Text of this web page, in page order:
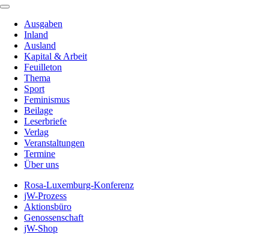
Ausgaben
Inland
Ausland
Kapital & Arbeit
Feuilleton
Thema
Sport
Feminismus
Beilage
Leserbriefe
Verlag
Veranstaltungen
Termine
Über uns
Rosa-Luxemburg-Konferenz
jW-Prozess
Aktionsbüro
Genossenschaft
jW-Shop